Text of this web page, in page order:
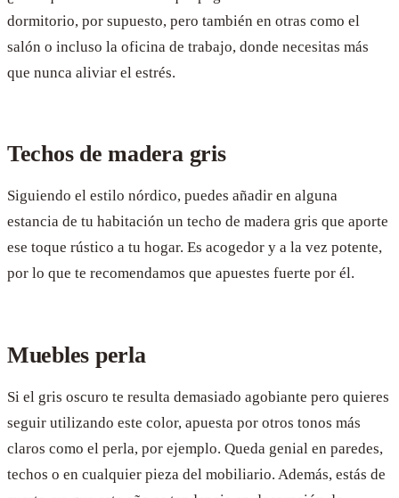
dormitorio, por supuesto, pero también en otras como el
salón o incluso la oficina de trabajo, donde necesitas más
que nunca aliviar el estrés.
Techos de madera gris
Siguiendo el estilo nórdico, puedes añadir en alguna
estancia de tu habitación un techo de madera gris que aporte
ese toque rústico a tu hogar. Es acogedor y a la vez potente,
por lo que te recomendamos que apuestes fuerte por él.
Muebles perla
Si el gris oscuro te resulta demasiado agobiante pero quieres
seguir utilizando este color, apuesta por otros tonos más
claros como el perla, por ejemplo. Queda genial en paredes,
techos o en cualquier pieza del mobiliario. Además, estás de